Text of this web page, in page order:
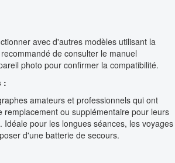
avec d'autres modèles utilisant la
de consulter le manuel
photo pour confirmer la compatibilité.
:
amateurs et professionnels qui ont
remplacement ou supplémentaire pour leurs
Idéale pour les longues séances, les voyages
d'une batterie de secours.